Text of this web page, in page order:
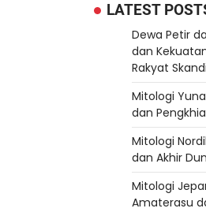
LATEST
Dewa Petir
dan
Rakyat
Mitologi
dan
Mitologi
dan Akhir
Mitologi
Amaterasu